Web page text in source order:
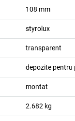
108 mm
styrolux
transparent
depozite pentru
montat
2.682 kg